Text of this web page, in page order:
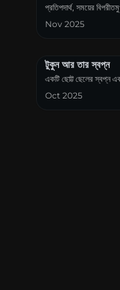
প্রতিপদার্থ, সময়ের
Nov 2025
টুকুন আর তার স্বপ্ন
একটি ছোট্ট ছেলের স্বপ্ন
Oct 2025